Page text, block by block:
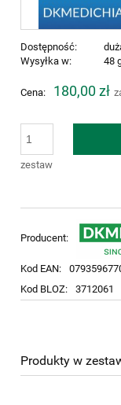
Dostępność:
Wysyłka w:
48
Cena: 180,00 zł
zestaw
Producent:
Kod EAN:
Kod BLOZ:
3712061
Produkty w